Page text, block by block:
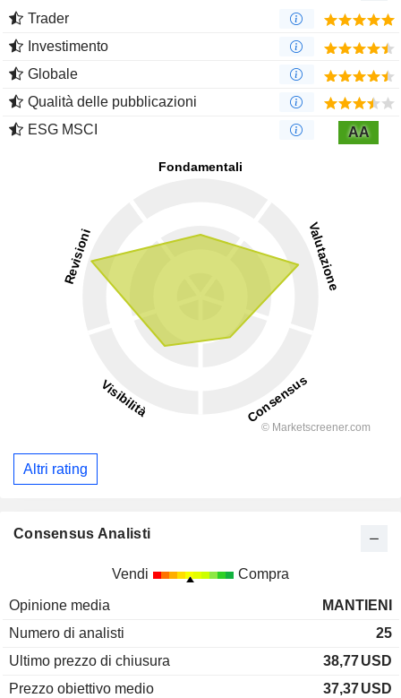
Trader
Investimento
Globale
Qualità delle pubblicazioni
ESG MSCI
AA
Altri rating
Consensus Analisti
Vendi Compra
Opinione media
MANTIENI
Numero di analisti
25
Ultimo prezzo di chiusura
38,77USD
Prezzo obiettivo medio
37,37USD